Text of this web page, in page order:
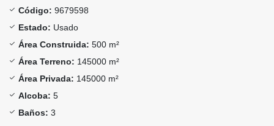
Código: 9679598
Estado: Usado
Área Construida: 500 m²
Área Terreno: 145000 m²
Área Privada: 145000 m²
Alcoba: 5
Baños: 3